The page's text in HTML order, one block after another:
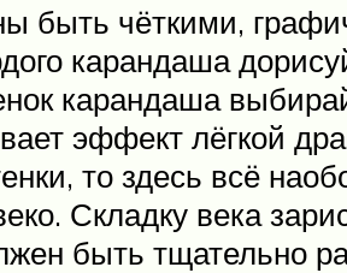
быть чёткими,
карандаша
карандаша
эффект лёгкой
то здесь всё
Складку века
быть тщательно